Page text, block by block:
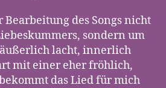
Bearbeitung des Songs nicht
sondern um
äußerlich lacht, innerlich
mit einer eher fröhlich,
das Lied für mich